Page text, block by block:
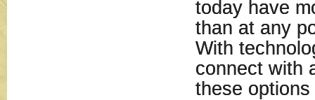
today have
than at any
With
connect with
these